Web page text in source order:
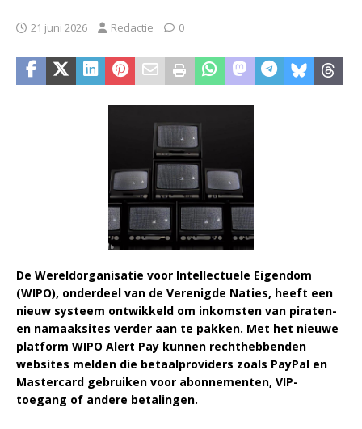
21 juni 2026 Redactie 0
De Wereldorganisatie voor Intellectuele Eigendom
(WIPO), onderdeel van de Verenigde Naties, heeft een
nieuw systeem ontwikkeld om inkomsten van piraten-
en namaaksites verder aan te pakken. Met het nieuwe
platform WIPO Alert Pay kunnen rechthebbenden
websites melden die betaalproviders zoals PayPal en
Mastercard gebruiken voor abonnementen, VIP-
toegang of andere betalingen.